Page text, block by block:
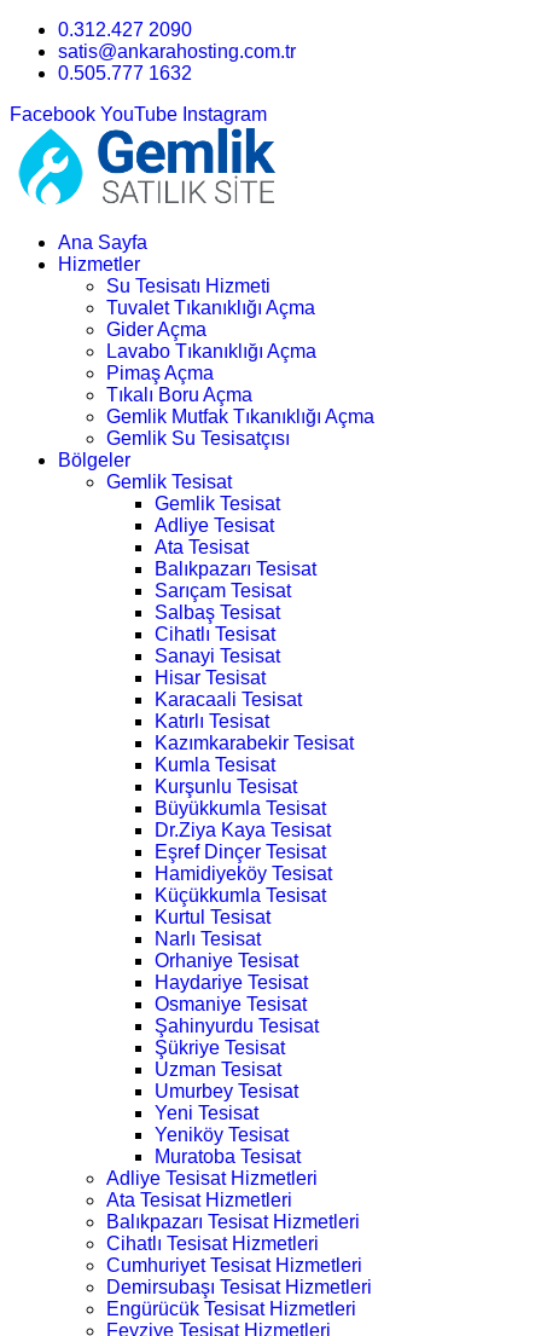
0.312.427 2090
satis@ankarahosting.com.tr
0.505.777 1632
Facebook YouTube Instagram
Ana Sayfa
Hizmetler
Su Tesisatı Hizmeti
Tuvalet Tıkanıklığı Açma
Gider Açma
Lavabo Tıkanıklığı Açma
Pimaş Açma
Tıkalı Boru Açma
Gemlik Mutfak Tıkanıklığı Açma
Gemlik Su Tesisatçısı
Bölgeler
Gemlik Tesisat
Gemlik Tesisat
Adliye Tesisat
Ata Tesisat
Balıkpazarı Tesisat
Sarıçam Tesisat
Salbaş Tesisat
Cihatlı Tesisat
Sanayi Tesisat
Hisar Tesisat
Karacaali Tesisat
Katırlı Tesisat
Kazımkarabekir Tesisat
Kumla Tesisat
Kurşunlu Tesisat
Büyükkumla Tesisat
Dr.Ziya Kaya Tesisat
Eşref Dinçer Tesisat
Hamidiyeköy Tesisat
Küçükkumla Tesisat
Kurtul Tesisat
Narlı Tesisat
Orhaniye Tesisat
Haydariye Tesisat
Osmaniye Tesisat
Şahinyurdu Tesisat
Şükriye Tesisat
Uzman Tesisat
Umurbey Tesisat
Yeni Tesisat
Yeniköy Tesisat
Muratoba Tesisat
Adliye Tesisat Hizmetleri
Ata Tesisat Hizmetleri
Balıkpazarı Tesisat Hizmetleri
Cihatlı Tesisat Hizmetleri
Cumhuriyet Tesisat Hizmetleri
Demirsubaşı Tesisat Hizmetleri
Engürücük Tesisat Hizmetleri
Feyziye Tesisat Hizmetleri